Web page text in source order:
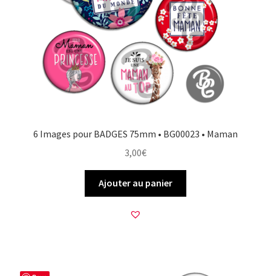
6 Images pour BADGES 75mm • BG00023 • Maman
3,00€
Ajouter au panier